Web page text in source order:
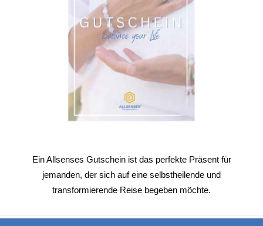
Ein Allsenses Gutschein ist das perfekte Präsent für
jemanden, der sich auf eine selbstheilende und
transformierende Reise begeben möchte.